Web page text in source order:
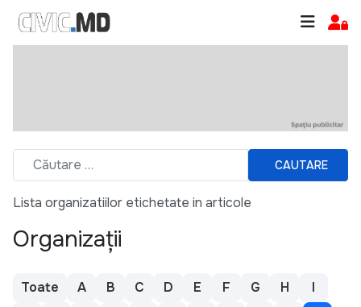
CAUTARE
Lista organizatiilor etichetate in articole
Organizații
Toate A B C D E F G H
I